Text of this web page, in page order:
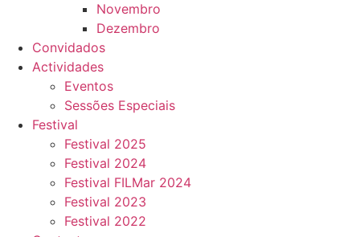
Novembro
Dezembro
Convidados
Actividades
Eventos
Sessões Especiais
Festival
Festival 2025
Festival 2024
Festival FILMar 2024
Festival 2023
Festival 2022